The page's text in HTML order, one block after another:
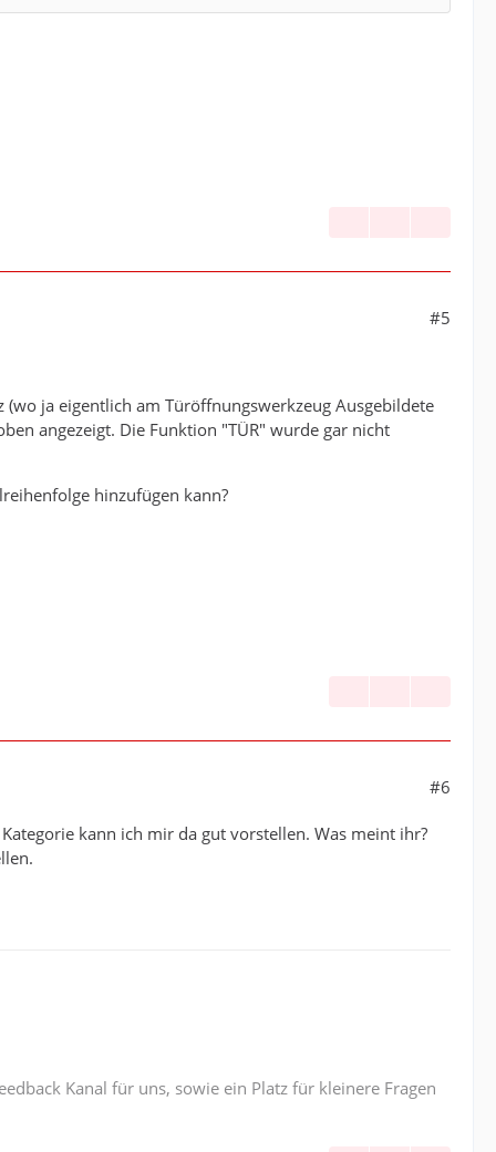
#5
ja eigentlich am Türöffnungswerkzeug Ausgebildete
angezeigt. Die Funktion "TÜR" wurde gar nicht
hinzufügen kann?
#6
kann ich mir da gut vorstellen. Was meint ihr?
Kanal für uns, sowie ein Platz für kleinere Fragen